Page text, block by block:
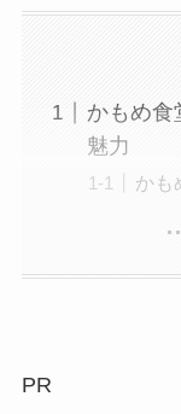
かもめ
魅力
かも
PR